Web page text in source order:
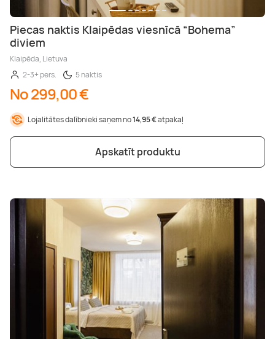
Piecas naktis Klaipēdas viesnīcā “Bohema”
diviem
Klaipēda, Lietuva
2-3+ pers.
5 naktis
No 299,00 €
Lojalitātes dalībnieki saņem no14,95 €atpakaļ
Apskatīt produktu